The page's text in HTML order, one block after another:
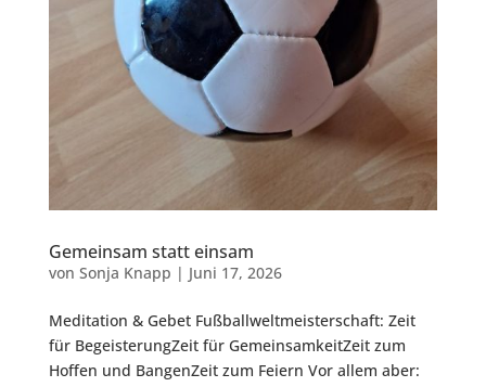
Gemeinsam statt einsam
von Sonja Knapp | Juni 17, 2026
Meditation & Gebet Fußballweltmeisterschaft: Zeit
für BegeisterungZeit für GemeinsamkeitZeit zum
Hoffen und BangenZeit zum Feiern Vor allem aber: